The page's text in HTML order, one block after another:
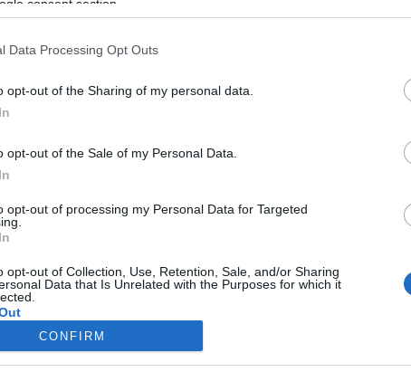
consent section.
Data Processing Opt Outs
opt-out of the Sharing of my personal data.
opt-out of the Sale of my Personal Data.
opt-out of processing my Personal Data for Targeted
opt-out of Collection, Use, Retention, Sale, and/or Sharing
Data that Is Unrelated with the Purposes for which it
CONFIRM
Trip Ideas
Save the date: Όλες οι εκδηλώσεις της χρονιάς στην
Κάθε εποχή έχει ξεχωριστή χάρη στην Αράχωβα! H αλήθεια όμως